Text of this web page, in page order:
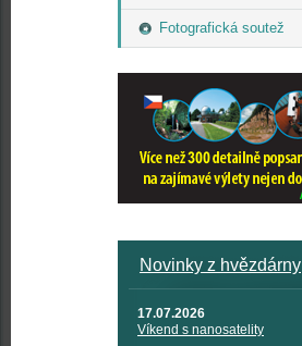
Fotografická soutež
Novinky z hvězdárny
17.07.2026
Víkend s nanosatelity